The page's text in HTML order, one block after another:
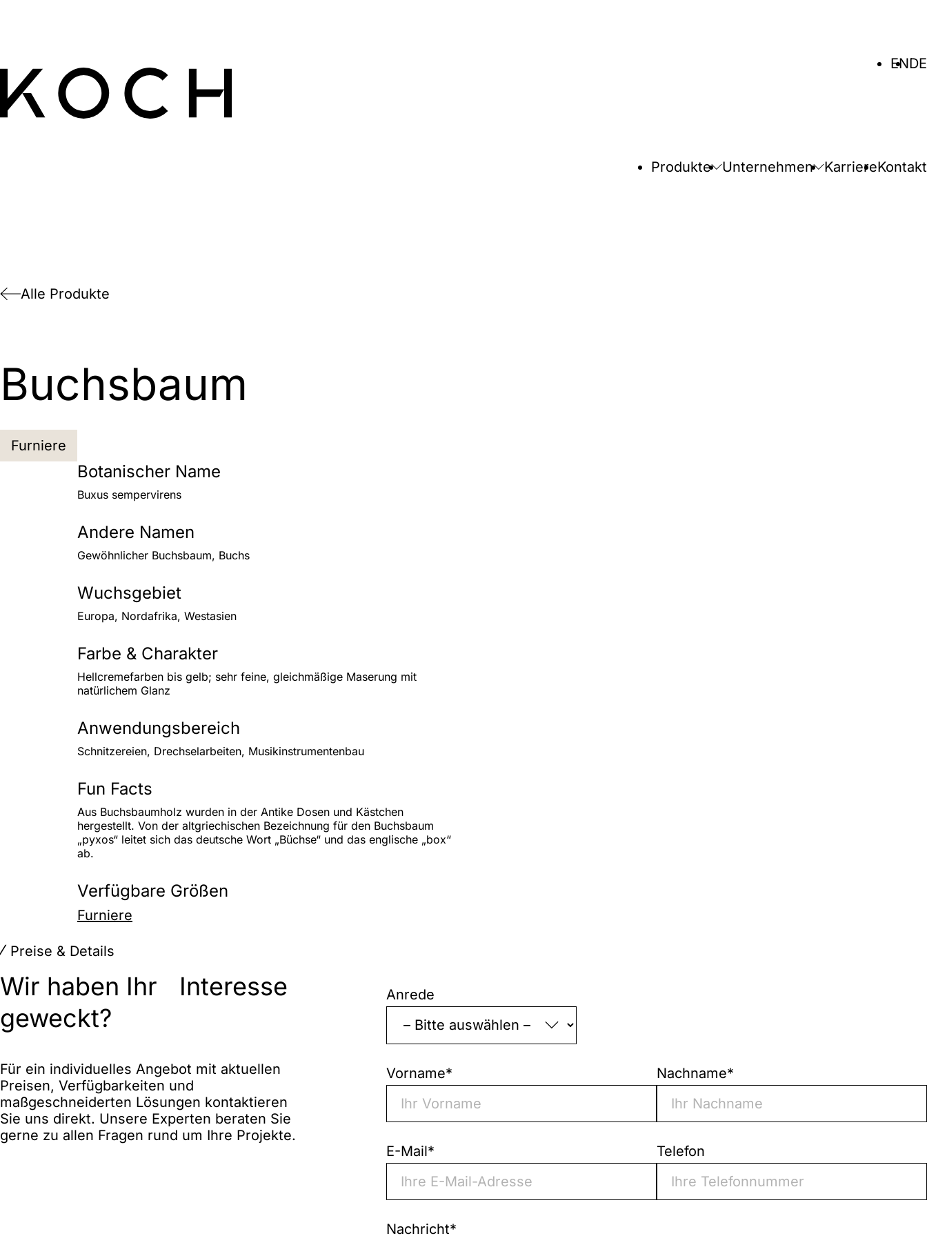
Sprache
ENDE
Produkte Unternehmen KarriereKontakt
Alle Produkte
Buchsbaum
Furniere
Botanischer Name
Buxus sempervirens
Andere Namen
Gewöhnlicher Buchsbaum, Buchs
Wuchsgebiet
Europa, Nordafrika, Westasien
Farbe & Charakter
Hellcremefarben bis gelb; sehr feine, gleichmäßige Maserung mit
natürlichem Glanz
Anwendungsbereich
Schnitzereien, Drechselarbeiten, Musikinstrumentenbau
Fun Facts
Aus Buchsbaumholz wurden in der Antike Dosen und Kästchen
hergestellt. Von der altgriechischen Bezeichnung für den Buchsbaum
„pyxos“ leitet sich das deutsche Wort „Büchse“ und das englische „box“
ab.
Verfügbare Größen
Furniere
Preise & Details
Wir haben Ihr Interesse
geweckt?
Für ein individuelles Angebot mit aktuellen
Preisen, Verfügbarkeiten und
maßgeschneiderten Lösungen kontaktieren
Sie uns direkt. Unsere Experten beraten Sie
gerne zu allen Fragen rund um Ihre Projekte.
zeigt
erforderliche
Felder
Anrede
Vorname* Nachname*
E-Mail* Telefon
Nachricht*